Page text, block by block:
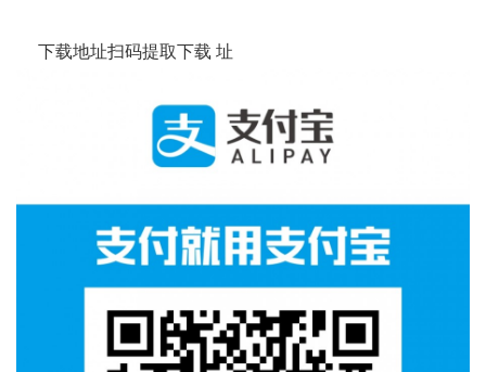
下载地址扫码提取下载 址